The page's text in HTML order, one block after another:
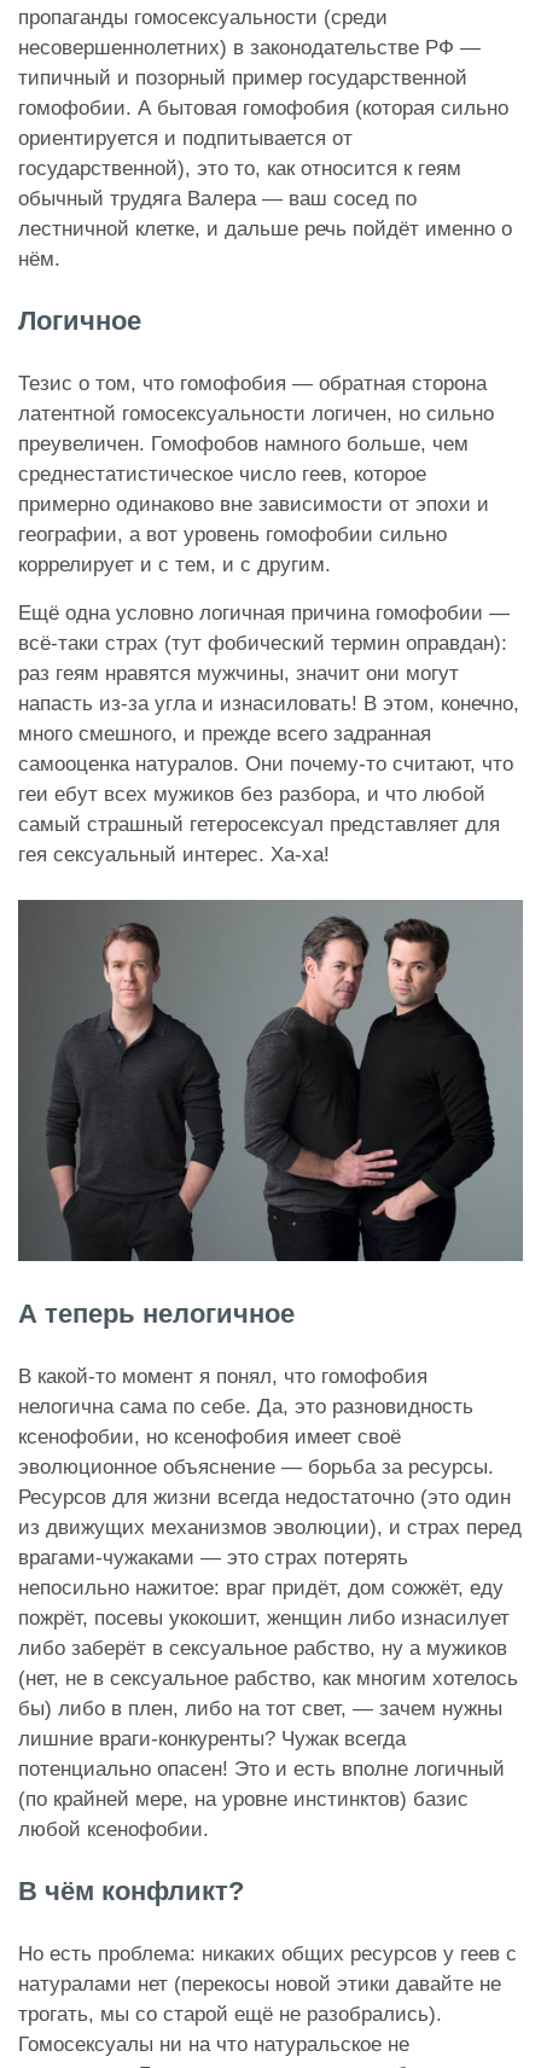
пропаганды гомосексуальности (среди
несовершеннолетних) в законодательстве РФ —
типичный и позорный пример государственной
гомофобии. А бытовая гомофобия (которая сильно
ориентируется и подпитывается от
государственной), это то, как относится к геям
обычный трудяга Валера — ваш сосед по
лестничной клетке, и дальше речь пойдёт именно о
нём.
Логичное
Тезис о том, что гомофобия — обратная сторона
латентной гомосексуальности логичен, но сильно
преувеличен. Гомофобов намного больше, чем
среднестатистическое число геев, которое
примерно одинаково вне зависимости от эпохи и
географии, а вот уровень гомофобии сильно
коррелирует и с тем, и с другим.
Ещё одна условно логичная причина гомофобии —
всё-таки страх (тут фобический термин оправдан):
раз геям нравятся мужчины, значит они могут
напасть из-за угла и изнасиловать! В этом, конечно,
много смешного, и прежде всего задранная
самооценка натуралов. Они почему-то считают, что
геи ебут всех мужиков без разбора, и что любой
самый страшный гетеросексуал представляет для
гея сексуальный интерес. Ха-ха!
А теперь нелогичное
В какой-то момент я понял, что гомофобия
нелогична сама по себе. Да, это разновидность
ксенофобии, но ксенофобия имеет своё
эволюционное объяснение — борьба за ресурсы.
Ресурсов для жизни всегда недостаточно (это один
из движущих механизмов эволюции), и страх перед
врагами-чужаками — это страх потерять
непосильно нажитое: враг придёт, дом сожжёт, еду
пожрёт, посевы укокошит, женщин либо изнасилует
либо заберёт в сексуальное рабство, ну а мужиков
(нет, не в сексуальное рабство, как многим хотелось
бы) либо в плен, либо на тот свет, — зачем нужны
лишние враги-конкуренты? Чужак всегда
потенциально опасен! Это и есть вполне логичный
(по крайней мере, на уровне инстинктов) базис
любой ксенофобии.
В чём конфликт?
Но есть проблема: никаких общих ресурсов у геев с
натуралами нет (перекосы новой этики давайте не
трогать, мы со старой ещё не разобрались).
Гомосексуалы ни на что натуральское не